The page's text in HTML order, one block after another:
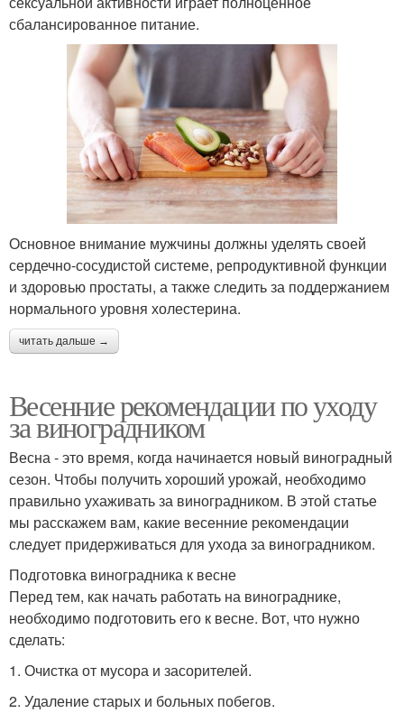
сбалансированное питание.
Основное внимание мужчины должны уделять своей
сердечно-сосудистой системе, репродуктивной функции
и здоровью простаты, а также следить за поддержанием
нормального уровня холестерина.
читать дальше →
Весенние рекомендации по уходу
за виноградником
Весна - это время, когда начинается новый виноградный
сезон. Чтобы получить хороший урожай, необходимо
правильно ухаживать за виноградником. В этой статье
мы расскажем вам, какие весенние рекомендации
следует придерживаться для ухода за виноградником.
Подготовка виноградника к весне
Перед тем, как начать работать на винограднике,
необходимо подготовить его к весне. Вот, что нужно
сделать:
1. Очистка от мусора и засорителей.
2. Удаление старых и больных побегов.